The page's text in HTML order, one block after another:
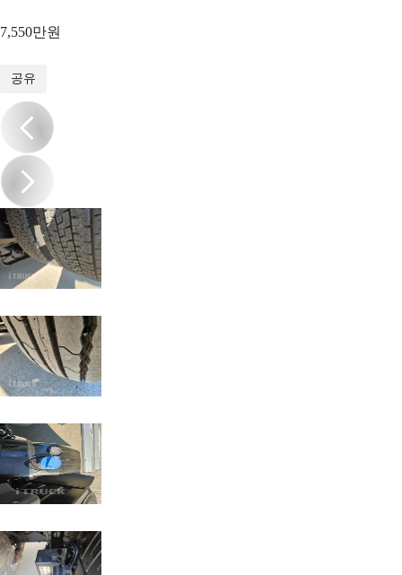
7,550만원
공유
/16